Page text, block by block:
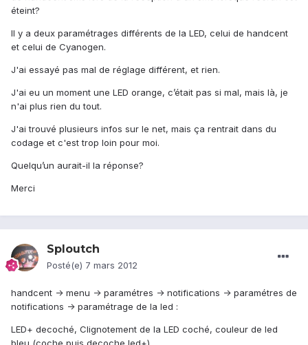
éteint?
Il y a deux paramétrages différents de la LED, celui de handcent
et celui de Cyanogen.
J'ai essayé pas mal de réglage différent, et rien.
J'ai eu un moment une LED orange, c’était pas si mal, mais là, je
n'ai plus rien du tout.
J'ai trouvé plusieurs infos sur le net, mais ça rentrait dans du
codage et c'est trop loin pour moi.
Quelqu’un aurait-il la réponse?
Merci
Sploutch
Posté(e) 7 mars 2012
handcent -> menu -> paramétres -> notifications -> paramétres de
notifications -> paramétrage de la led :
LED+ decoché, Clignotement de la LED coché, couleur de led